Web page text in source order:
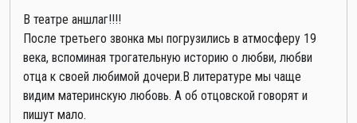
В театре аншлаг!!!!
После третьего звонка мы погрузились в атмосферу 19
века, вспоминая трогательную историю о любви, любви
отца к своей любимой дочери.В литературе мы чаще
видим материнскую любовь. А об отцовской говорят и
пишут мало.